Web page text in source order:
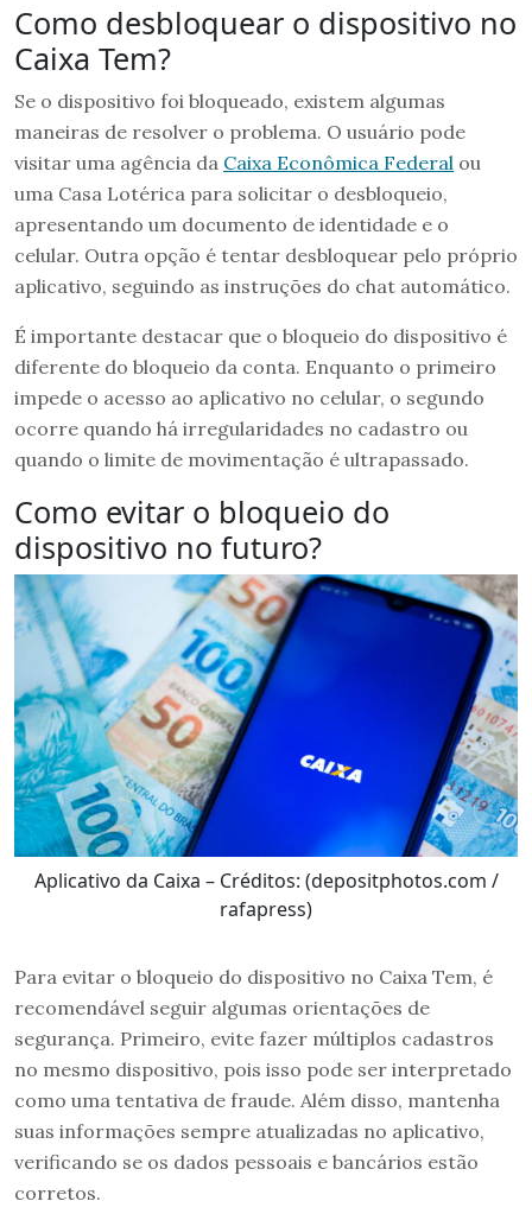
Como desbloquear o dispositivo no
Caixa Tem?
Se o dispositivo foi bloqueado, existem algumas
maneiras de resolver o problema. O usuário pode
visitar uma agência da Caixa Econômica Federal ou
uma Casa Lotérica para solicitar o desbloqueio,
apresentando um documento de identidade e o
celular. Outra opção é tentar desbloquear pelo próprio
aplicativo, seguindo as instruções do chat automático.
É importante destacar que o bloqueio do dispositivo é
diferente do bloqueio da conta. Enquanto o primeiro
impede o acesso ao aplicativo no celular, o segundo
ocorre quando há irregularidades no cadastro ou
quando o limite de movimentação é ultrapassado.
Como evitar o bloqueio do
dispositivo no futuro?
Aplicativo da Caixa – Créditos: (depositphotos.com /
rafapress)
Para evitar o bloqueio do dispositivo no Caixa Tem, é
recomendável seguir algumas orientações de
segurança. Primeiro, evite fazer múltiplos cadastros
no mesmo dispositivo, pois isso pode ser interpretado
como uma tentativa de fraude. Além disso, mantenha
suas informações sempre atualizadas no aplicativo,
verificando se os dados pessoais e bancários estão
corretos.